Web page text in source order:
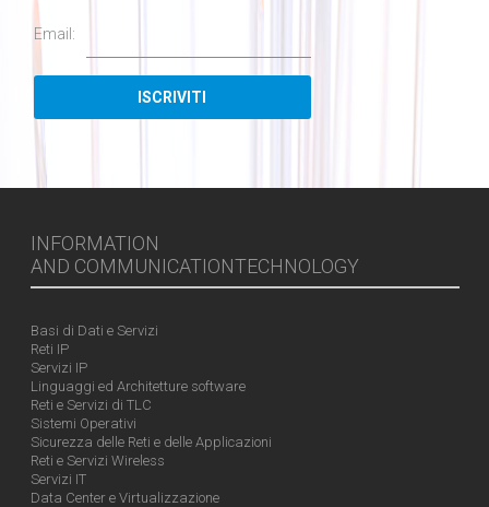
Email:
INFORMATION
AND COMMUNICATIONTECHNOLOGY
Basi di Dati e Servizi
Reti IP
Servizi IP
Linguaggi ed Architetture software
Reti e Servizi di TLC
Sistemi Operativi
Sicurezza delle Reti e delle Applicazioni
Reti e Servizi Wireless
Servizi IT
Data Center e Virtualizzazione